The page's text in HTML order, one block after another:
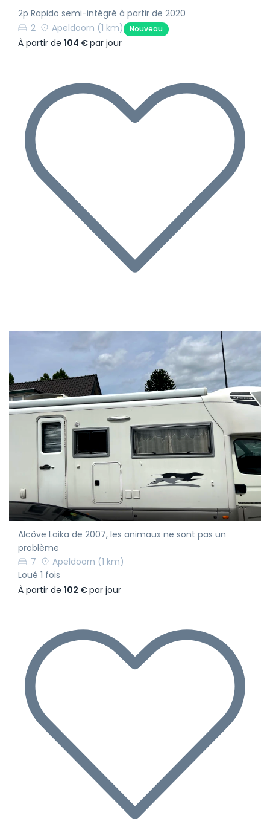
2p Rapido semi-intégré à partir de 2020
2
Apeldoorn (1 km) Nouveau
À partir de 104 €par jour
Alcôve Laika de 2007, les animaux ne sont pas un
problème
7
Apeldoorn (1 km)
Loué 1 fois
À partir de 102 €par jour